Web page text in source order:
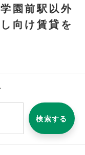
園前駅以外
向け賃貸を
検索する